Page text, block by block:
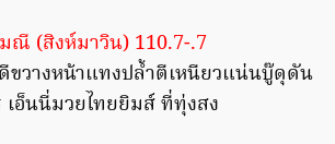
ณี (สิงห์มาวิน) 110.7-.7
ขวางหน้าแทงปล้ำตีเหนียวแน่นบู๊ดุดัน
เอ็นนี่มวยไทยยิมส์ ที่ทุ่งสง